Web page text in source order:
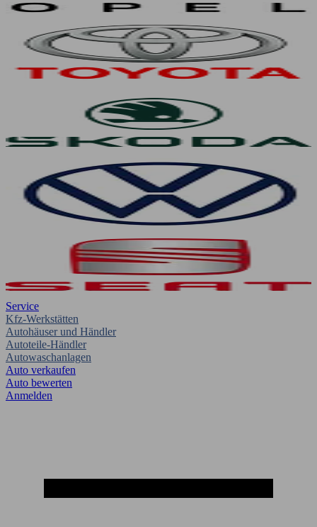
Service
Kfz-Werkstätten
Autohäuser und Händler
Autoteile-Händler
Autowaschanlagen
Auto verkaufen
Auto bewerten
Anmelden